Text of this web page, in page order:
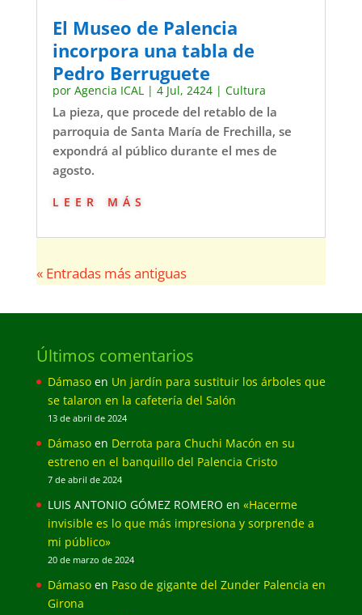
El Museo de Palencia
incorpora una tabla de
Pedro Berruguete
por Agencia ICAL| 4 Jul, 2424| Cultura
La pieza, que procede del retablo de la
parroquia de Santa María de Frechilla, se
expondrá al público durante el mes de
agosto.
leer más
« Entradas más antiguas
Últimos comentarios
Dámasoen Un jardín para sustituir los árboles que
se talaron en la cafetería del Salón
13 de abril de 2024
Dámasoen Derrota para Chuchi Macón en su
estreno en el banquillo del Palencia Cristo
7 de abril de 2024
LUIS ANTONIO GÓMEZ ROMERO en «Hacerme
invisible es lo que más impresiona y sorprende a
mi público»
20 de marzo de 2024
Dámasoen Paso de gigante del Zunder Palencia en
Girona